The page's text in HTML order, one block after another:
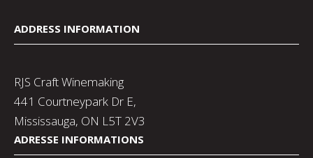
ADDRESS INFORMATION
RJS Craft Winemaking
441 Courtneypark Dr E,
Mississauga, ON L5T 2V3
ADRESSE INFORMATIONS